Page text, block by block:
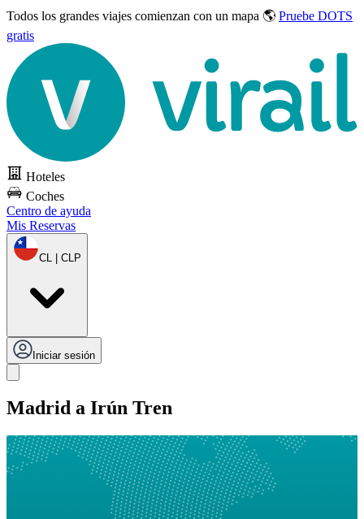
Todos los grandes viajes comienzan con un mapa 🌎 Pruebe DOTS
gratis
Hoteles
Coches
Centro de ayuda
Mis Reservas
CL | CLP
Iniciar sesión
Madrid a Irún Tren